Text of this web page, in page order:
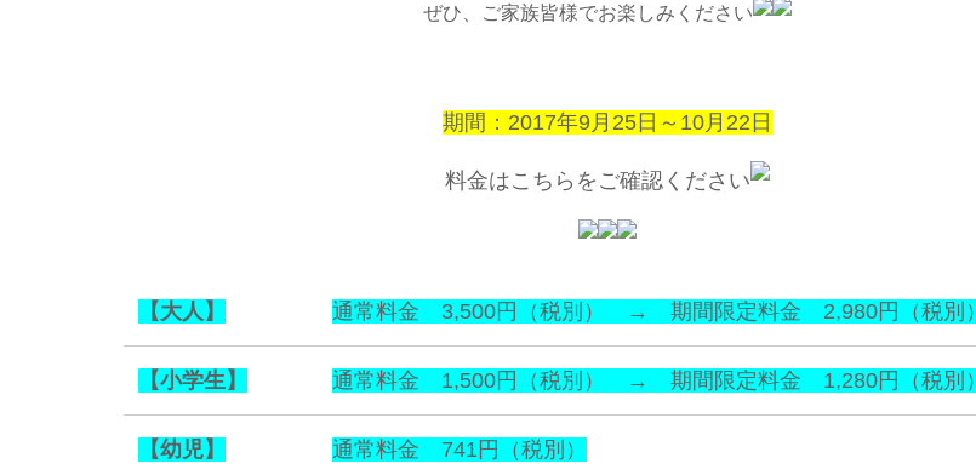
ぜひ、ご家族皆様でお楽しみください
期間：2017年9月25日～10月22日
料金はこちらをご確認ください
【大人】 通常料金 3,500円（税別） → 期間限定料金 2,980円（税別）
【小学生】 通常料金 1,500円（税別） → 期間限定料金 1,280円（税別）
【幼児】 通常料金 741円（税別）